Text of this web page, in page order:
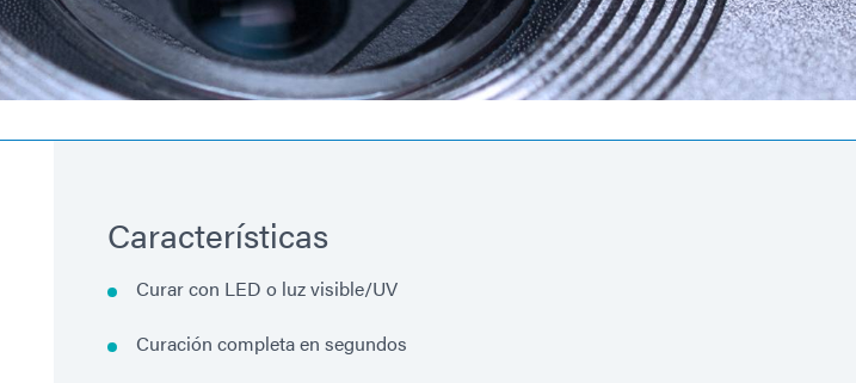
Características
Curar con LED o luz visible/UV
Curación completa en segundos